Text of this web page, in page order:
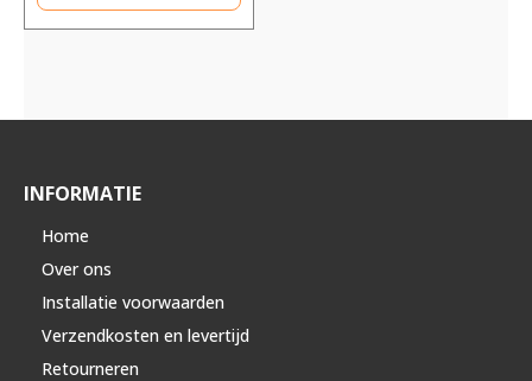
INFORMATIE
Home
Over ons
Installatie voorwaarden
Verzendkosten en levertijd
Retourneren